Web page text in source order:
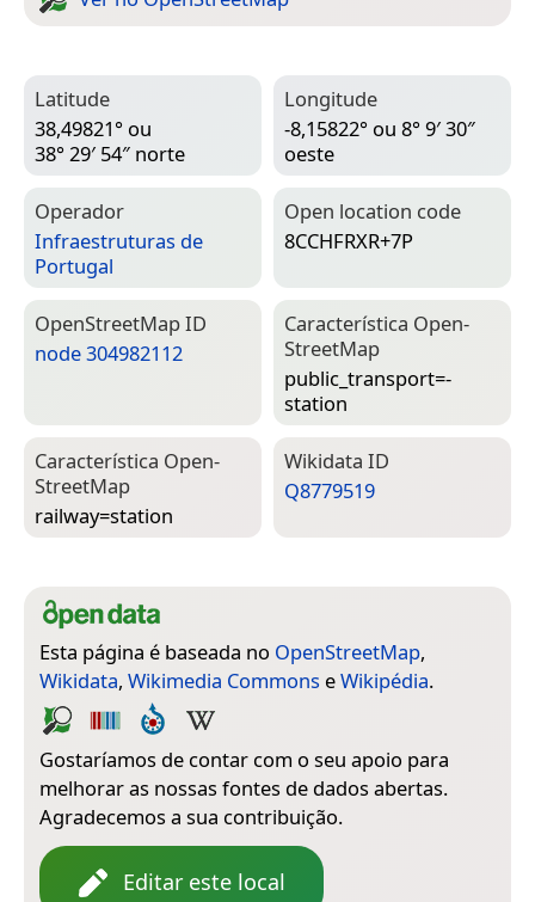
Latitude
38,49821° ou
38° 29′ 54″ norte
Longitude
-8,15822° ou 8° 9′ 30″
oeste
Operador
Infraestruturas de
Portugal
Open location code
8CCHFRXR+7P
Open­Street­Map ID
node 304982112
Característica Open­
Street­Map
public_transport=­
station
Característica Open­
Street­Map
railway=­station
Wiki­data ID
Q8779519
Esta página é baseada no OpenStreetMap,
Wikidata, Wikimedia Commons eWikipédia.
Gostaríamos de contar com o seu apoio para
melhorar as nossas fontes de dados abertas.
Agradecemos a sua contribuição.
Editar este local